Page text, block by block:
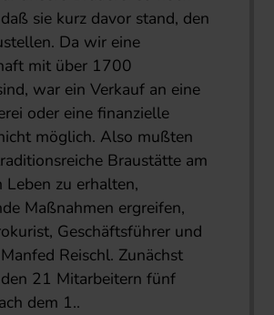
sie kurz davor stand, den
Da wir eine
mit über 1700
war ein Verkauf an eine
oder eine finanzielle
möglich. Also mußten
Braustätte am
Leben zu erhalten,
Maßnahmen ergreifen,
Geschäftsführer und
Reischl. Zunächst
21 Mitarbeitern fünf
dem 1..